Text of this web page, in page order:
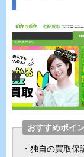
おすすめポイ
・独自の買取